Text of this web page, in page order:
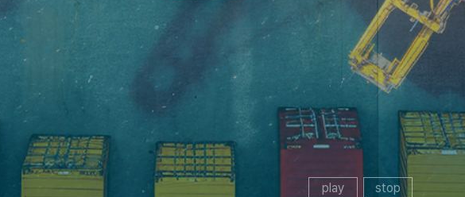
play stop